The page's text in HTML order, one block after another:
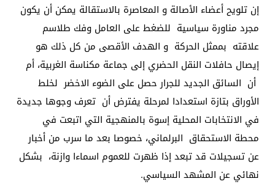
إن تلويح أعضاء الأصالة و المعاصرة بالاستقالة يمكن أن يكون
مجرد مناورة سياسية للضغط على العامل وفك طلاسم
علاقته بممثل الحركة و الهدف الأقصى من كل ذلك هو
إيصال حافلات النقل الحضري إلى جماعة مكناسة الغربية، أم
أن السائق الجديد للجرار حصل على الضوء الاخضر لخلط
الأوراق بتازة استعدادا لمرحلة يفترض أن تعرف وجوها جديدة
في الانتخابات المحلية إسوة بالمنهجية التي اتبعت في
محطة الاستحقاق البرلماني، خصوصا بعد ما سرب من أخبار
عن تسجيلات قد تبعد إذا ظهرت للعموم اسماءا وازنة، بشكل
نهائي عن المشهد السياسي.